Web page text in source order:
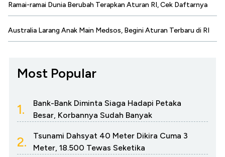
Ramai-ramai Dunia Berubah Terapkan Aturan RI, Cek Daftarnya
Australia Larang Anak Main Medsos, Begini Aturan Terbaru di RI
Most Popular
1.
Bank-Bank Diminta Siaga Hadapi Petaka
Besar, Korbannya Sudah Banyak
2.
Tsunami Dahsyat 40 Meter Dikira Cuma 3
Meter, 18.500 Tewas Seketika